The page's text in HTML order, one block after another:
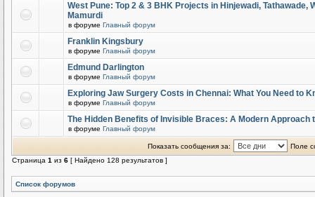
West Pune: Top 2 & 3 BHK Projects in Hinjewadi, Tathawade,
Mamurdi
в форуме Главный форум
Franklin Kingsbury
в форуме Главный форум
Edmund Darlington
в форуме Главный форум
Exploring Jaw Surgery Costs in Chennai: What You Need to
в форуме Главный форум
The Hidden Benefits of Invisible Braces: A Modern Approach
в форуме Главный форум
Показать сообщения за:
Поле
Страница 1 из 6 [ Найдено 128 результатов ]
Список форумов